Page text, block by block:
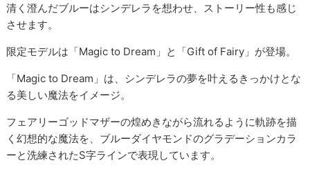
清く澄んだブルーはシンデレラを想わせ、ストーリー性も感じ
させます。
限定モデルは「Magic to Dream」と「Gift of Fairy」が登場。
「Magic to Dream」は、シンデレラの夢を叶えるきっかけとな
る美しい魔法をイメージ。
フェアリーゴッドマザーの煌めきながら流れるように軌跡を描
く幻想的な魔法を、ブルーダイヤモンドのグラデーションカラ
ーと洗練されたS字ラインで表現しています。